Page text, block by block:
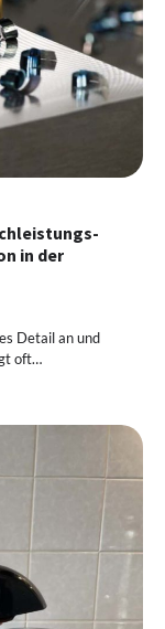
in der
Detail an und
oft…